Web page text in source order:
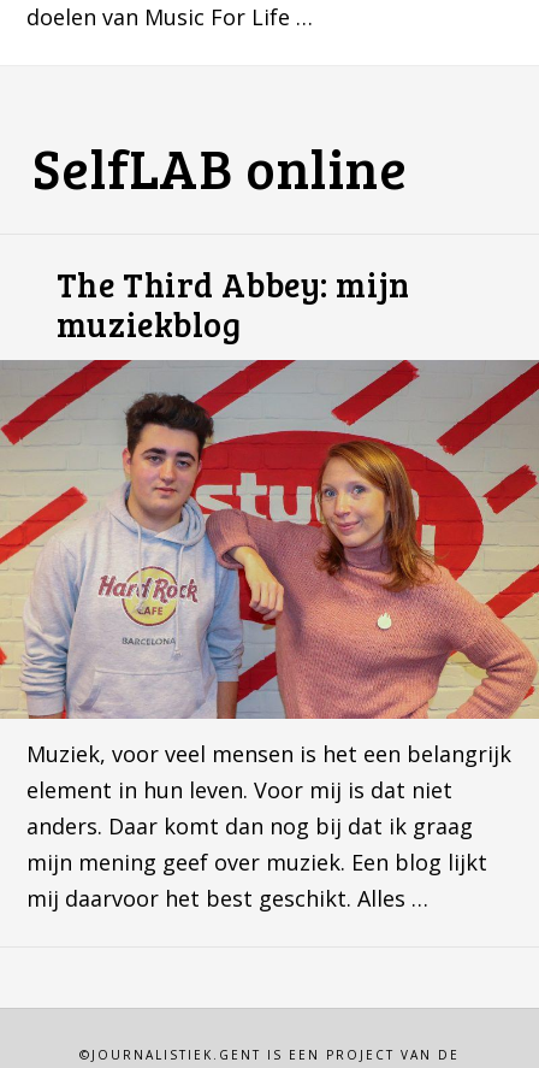
doelen van Music For Life …
SelfLAB online
The Third Abbey: mijn
muziekblog
Muziek, voor veel mensen is het een belangrijk
element in hun leven. Voor mij is dat niet
anders. Daar komt dan nog bij dat ik graag
mijn mening geef over muziek. Een blog lijkt
mij daarvoor het best geschikt. Alles …
©JOURNALISTIEK.GENT IS EEN PROJECT VAN DE